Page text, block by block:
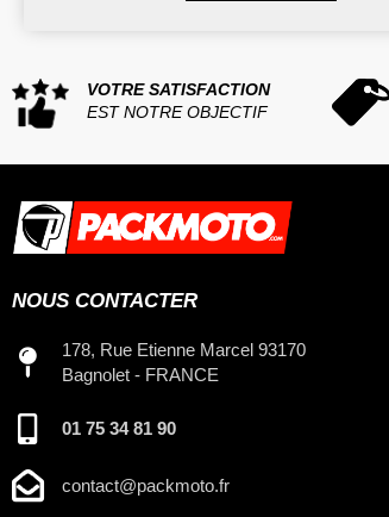
VOTRE SATISFACTION
EST NOTRE OBJECTIF
NOUS CONTACTER
178, Rue Etienne Marcel 93170
Bagnolet - FRANCE
01 75 34 81 90
contact@packmoto.fr